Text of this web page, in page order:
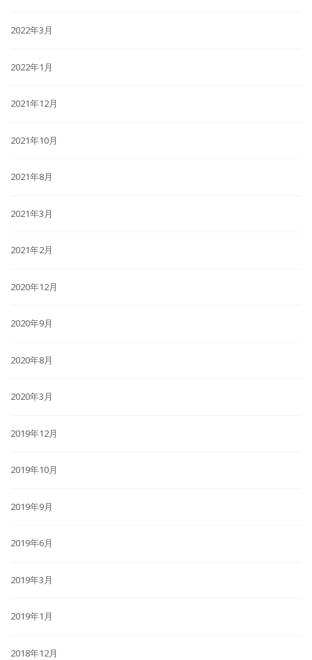
2022年3月
2022年1月
2021年12月
2021年10月
2021年8月
2021年3月
2021年2月
2020年12月
2020年9月
2020年8月
2020年3月
2019年12月
2019年10月
2019年9月
2019年6月
2019年3月
2019年1月
2018年12月